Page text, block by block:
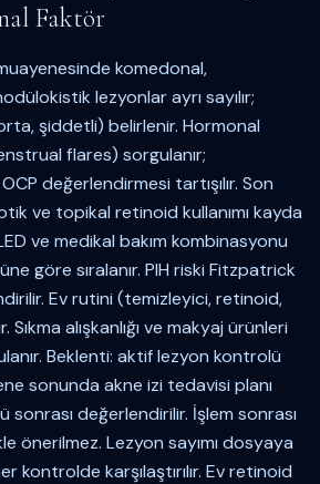
Faktör
komedonal,
lezyonlar ayrı sayılır;
şiddetli) belirlenir. Hormonal
flares) sorgulanır;
değerlendirmesi tartışılır. Son
ve topikal retinoid kullanımı kayda
ve medikal bakım kombinasyonu
göre sıralanır. PIH riski Fitzpatrick
Ev rutini (temizleyici, retinoid,
Sıkma alışkanlığı ve makyaj ürünleri
Beklenti: aktif lezyon kontrolü
sonunda akne izi tedavisi planı
değerlendirilir. İşlem sonrası
önerilmez. Lezyon sayımı dosyaya
kontrolde karşılaştırılır. Ev retinoid